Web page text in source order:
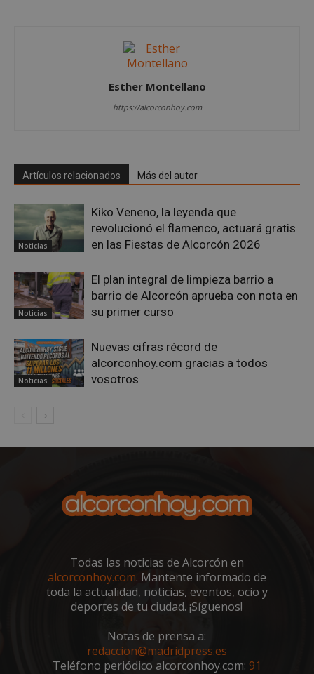
Esther Montellano
https://alcorconhoy.com
Artículos relacionados Más del autor
Noticias
Kiko Veneno, la leyenda que
revolucionó el flamenco, actuará gratis
en las Fiestas de Alcorcón 2026
Noticias
El plan integral de limpieza barrio a
barrio de Alcorcón aprueba con nota en
su primer curso
Noticias
Nuevas cifras récord de
alcorconhoy.com gracias a todos
vosotros
Todas las noticias de Alcorcón en
alcorconhoy.com. Mantente informado de
toda la actualidad, noticias, eventos, ocio y
deportes de tu ciudad. ¡Síguenos!
Notas de prensa a:
redaccion@madridpress.es
Teléfono periódico alcorconhoy.com: 91
AWSALBCORS
Amazon.com
Inc.
embed.bsky.app
VISITOR_PRIVACY_METADATA
YouTube
.youtube.com